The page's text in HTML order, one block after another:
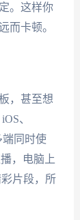
。这样你
而卡顿。
，甚至想
、
端同时使
，电脑上
片段，所